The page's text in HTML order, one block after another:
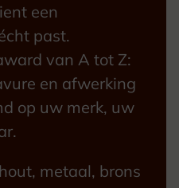
een
past.
van A tot Z:
en afwerking
op uw merk, uw
metaal, brons